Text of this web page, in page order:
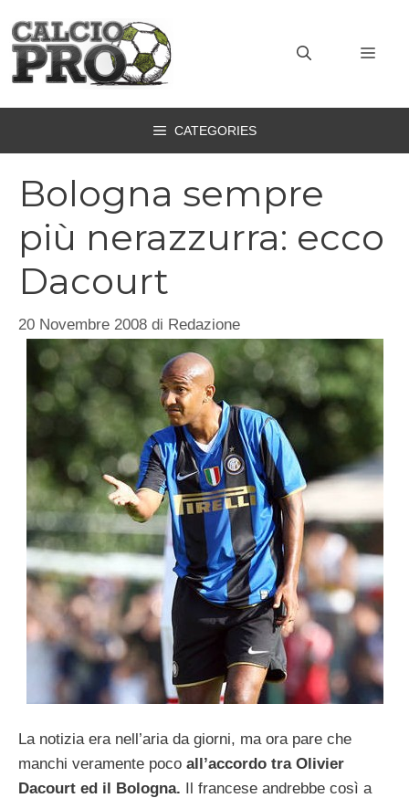
contenuto
CATEGORIES
Bologna sempre
più nerazzurra: ecco
Dacourt
20 Novembre 2008 di Redazione
La notizia era nell’aria da giorni, ma ora pare che
manchi veramente poco all’accordo tra Olivier
Dacourt ed il Bologna. Il francese andrebbe così a